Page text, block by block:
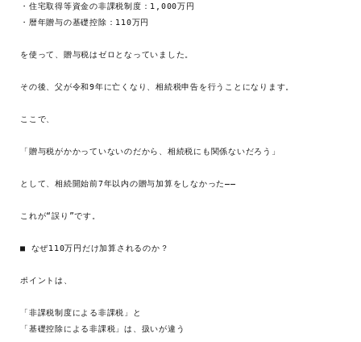
・住宅取得等資金の非課税制度：1,000万円
・暦年贈与の基礎控除：110万円
を使って、贈与税はゼロとなっていました。
その後、父が令和9年に亡くなり、相続税申告を行うことになります。
ここで、
「贈与税がかかっていないのだから、相続税にも関係ないだろう」
として、相続開始前7年以内の贈与加算をしなかった――
これが“誤り”です。
■ なぜ110万円だけ加算されるのか？
ポイントは、
「非課税制度による非課税」と
「基礎控除による非課税」は、扱いが違う